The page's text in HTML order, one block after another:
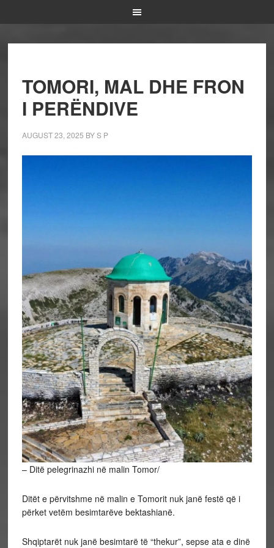
TOMORI, MAL DHE FRON
I PERËNDIVE
AUGUST 23, 2025 BYS P
– Ditë pelegrinazhi në malin Tomor/
Ditët e përvitshme në malin e Tomorit nuk janë festë që i
përket vetëm besimtarëve bektashianë.
Shqiptarët nuk janë besimtarë të “thekur”, sepse ata e dinë